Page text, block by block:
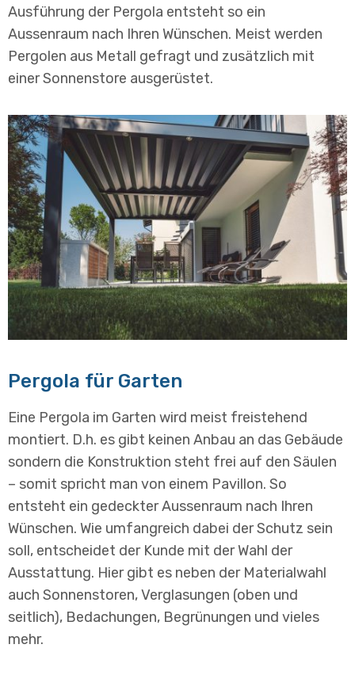
Ausführung der Pergola entsteht so ein
Aussenraum nach Ihren Wünschen. Meist werden
Pergolen aus Metall gefragt und zusätzlich mit
einer Sonnenstore ausgerüstet.
Pergola für Garten
Eine Pergola im Garten wird meist freistehend
montiert. D.h. es gibt keinen Anbau an das Gebäude
sondern die Konstruktion steht frei auf den Säulen
– somit spricht man von einem Pavillon. So
entsteht ein gedeckter Aussenraum nach Ihren
Wünschen. Wie umfangreich dabei der Schutz sein
soll, entscheidet der Kunde mit der Wahl der
Ausstattung. Hier gibt es neben der Materialwahl
auch Sonnenstoren, Verglasungen (oben und
seitlich), Bedachungen, Begrünungen und vieles
mehr.